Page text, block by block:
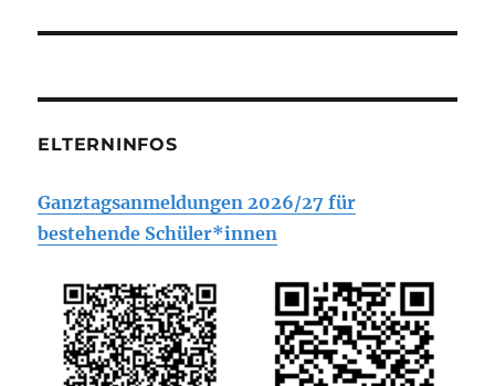
ELTERNINFOS
Ganztagsanmeldungen 2026/27 für
bestehende Schüler*innen